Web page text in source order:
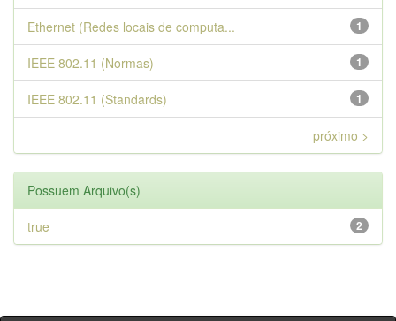
1
Ethernet (Redes locais de computa...
1
IEEE 802.11 (Normas)
1
IEEE 802.11 (Standards)
próximo >
Possuem Arquivo(s)
2
true